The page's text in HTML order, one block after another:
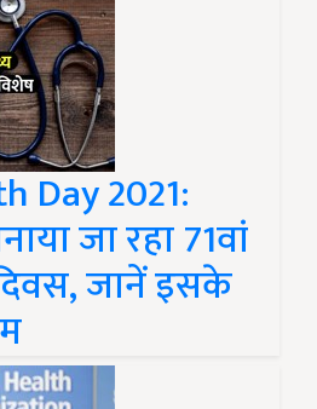
Day 2021:
जा रहा 71वां
दिवस, जानें इसके